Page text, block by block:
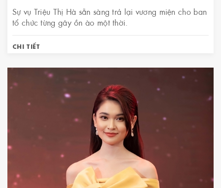
Sự vụ Triệu Thị Hà sẵn sàng trả lại vương miện cho ban
tổ chức từng gây ồn ào một thời.
CHI TIẾT